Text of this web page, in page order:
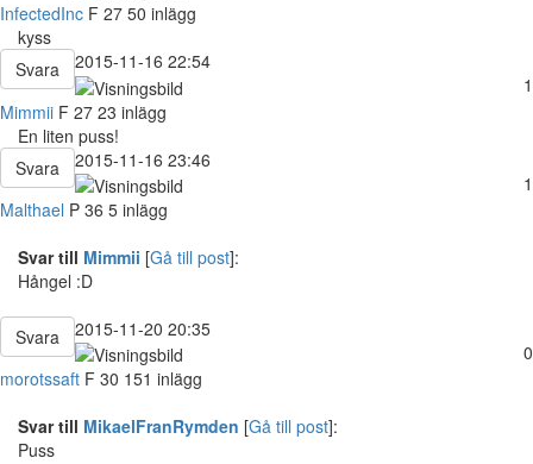
InfectedInc F 27 50 inlägg
kyss
Svara
2015-11-16 22:54
1
Mimmii F 27 23 inlägg
En liten puss!
Svara
2015-11-16 23:46
1
Malthael P 36 5 inlägg
Svar till Mimmii [Gå till post]:
Hångel :D
Svara
2015-11-20 20:35
0
morotssaft F 30 151 inlägg
Svar till MikaelFranRymden [Gå till post]:
Puss